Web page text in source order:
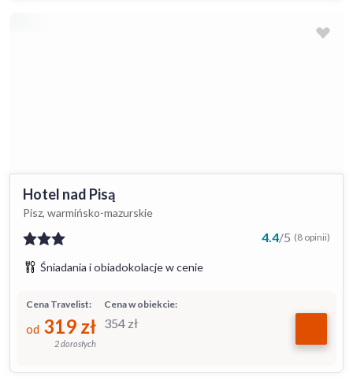
Hotel nad Pisą
Pisz, warmińsko-mazurskie
4.4/5 (8 opinii)
Śniadania i obiadokolacje w cenie
Cena w obiekcie:
354 zł
Cena Travelist:
od 319 zł
2 dorosłych